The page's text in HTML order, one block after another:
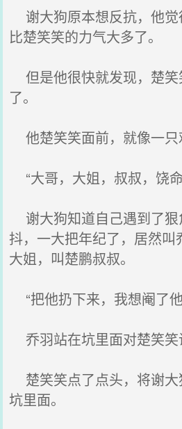
谢大狗原本想反抗，他觉
比楚笑笑的力气大多了。
但是他很快就发现，楚笑
了。
他楚笑笑面前，就像一只
“大哥，大姐，叔叔，饶
谢大狗知道自己遇到了狠
抖，一大把年纪了，居然叫
大姐，叫楚鹏叔叔。
“把他扔下来，我想阉了
乔羽站在坑里面对楚笑笑
楚笑笑点了点头，将谢大
坑里面。